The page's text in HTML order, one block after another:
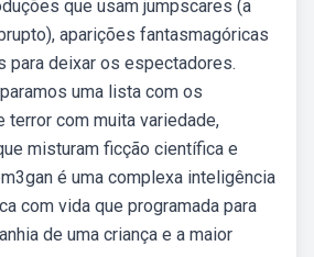
que usam jumpscares (a
aparições fantasmagóricas
para deixar os espectadores.
uma lista com os
com muita variedade,
misturam ficção científica e
é uma complexa inteligência
com vida que programada para
de uma criança e a maior